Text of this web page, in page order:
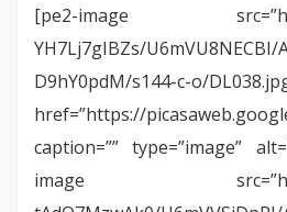
[pe2-image
YH7Lj7gIBZs/U6mVU8NECBI/
D9hY0pdM/s144-c-o/
href=”https://
caption=”” type=”image”
image src=”http://